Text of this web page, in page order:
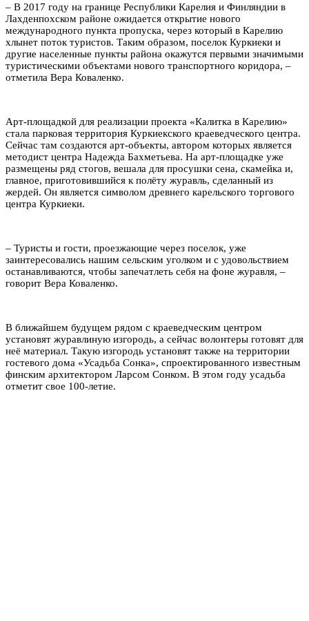
– В 2017 году на границе Республики Карелия и Финляндии в
Лахденпохском районе ожидается открытие нового
международного пункта пропуска, через который в Карелию
хлынет поток туристов. Таким образом, поселок Куркиеки и
другие населенные пункты района окажутся первыми значимыми
туристическими объектами нового транспортного коридора, –
отметила Вера Коваленко.
Арт-площадкой для реализации проекта «Калитка в Карелию»
стала парковая территория Куркиекского краеведческого центра.
Сейчас там создаются арт-объекты, автором которых является
методист центра Надежда Бахметьева. На арт-площадке уже
размещены ряд стогов, вешала для просушки сена, скамейка и,
главное, приготовившийся к полёту журавль, сделанный из
жердей. Он является символом древнего карельского торгового
центра Куркиеки.
– Туристы и гости, проезжающие через поселок, уже
заинтересовались нашим сельским уголком и с удовольствием
останавливаются, чтобы запечатлеть себя на фоне журавля, –
говорит Вера Коваленко.
В ближайшем будущем рядом с краеведческим центром
установят журавлиную изгородь, а сейчас волонтеры готовят для
неё материал. Такую изгородь установят также на территории
гостевого дома «Усадьба Сонка», спроектированного известным
финским архитектором Ларсом Сонком. В этом году усадьба
отметит свое 100-летие.